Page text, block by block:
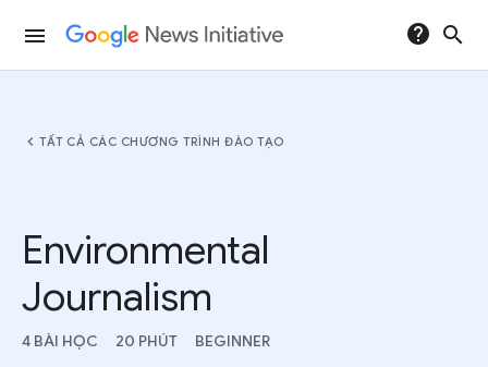
menu help search
chevron_left TẤT CẢ CÁC CHƯƠNG TRÌNH ĐÀO TẠO
Environmental
Journalism
4 BÀI HỌC 20 PHÚT BEGINNER